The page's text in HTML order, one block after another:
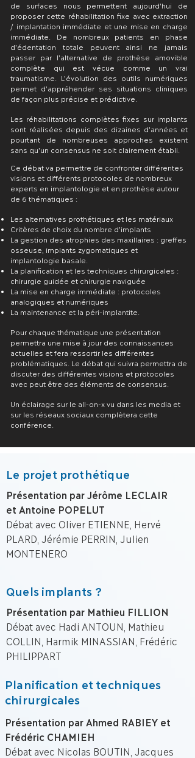
de surfaces nous permettent aujourd’hui de
proposer cette réhabilitation fixe avec extraction
/ implantation immédiate et une mise en charge
immédiate. De nombreux patients en phase
d’édentation totale peuvent ainsi ne jamais
passer par l’alternative de prothèse amovible
complète qui est vécue comme un vrai
traumatisme. L’évolution des outils numériques
permet d’appréhender ses situations cliniques
de façon plus précise et prédictive.
Les réhabilitations complètes fixes sur implants
sont réalisées depuis des dizaines d’années et
pourtant de nombreuses approches existent
sans qu’un consensus ne soit clairement établi.
Ce débat va permettre de confronter différentes
visions et différents protocoles de nombreux
experts en implantologie et en prothèse autour
de 6 thématiques :
Les alternatives prothétiques et les matériaux
Critères de choix du nombre d’implants
La gestion des atrophies des maxillaires : greffes
osseuse, implants zygomatiques et
implantologie basale.
La planification et les techniques chirurgicales :
chirurgie guidée et chirurgie naviguée
La mise en charge immédiate : protocoles
analogiques et numériques
La maintenance et la péri-implantite.
Pour chaque thématique une présentation
permettra une mise à jour des connaissances
actuelles et fera ressortir les différentes
problématiques. Le débat qui suivra permettra de
discuter des différentes visions et protocoles
avec peut être des éléments de consensus.
Un éclairage sur le all-on-x vu dans les media et
sur les réseaux sociaux complètera cette
conférence.
Le projet prothétique
Présentation par Jérôme LECLAIR
et Antoine POPELUT
Débat avec Oliver ETIENNE, Hervé
PLARD, Jérémie PERRIN, Julien
MONTENERO
Quels implants ?
Présentation par Mathieu FILLION
Débat avec Hadi ANTOUN, Mathieu
COLLIN, Harmik MINASSIAN, Frédéric
PHILIPPART
Planification et techniques
chirurgicales
Présentation par Ahmed RABIEY et
Frédéric CHAMIEH
Débat avec Nicolas BOUTIN, Jacques